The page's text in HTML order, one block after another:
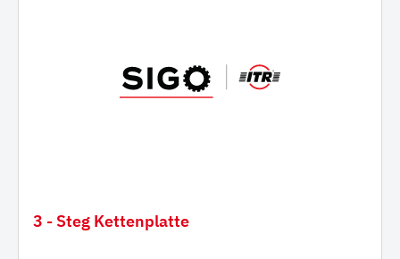
3 - Steg Kettenplatte